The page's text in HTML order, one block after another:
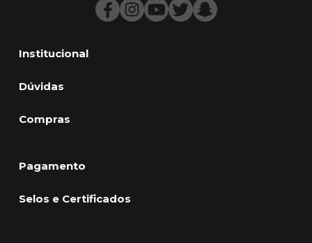
Institucional
Dúvidas
Compras
Pagamento
Selos e Certificados